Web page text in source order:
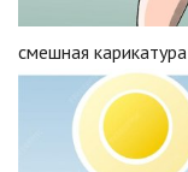
смешная карикатура